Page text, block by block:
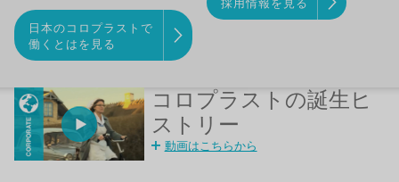
日本のコロプラストで
働くとはを見る
採用情報を見る
コロプラストの誕生ヒ
ストリー
動画はこちらから